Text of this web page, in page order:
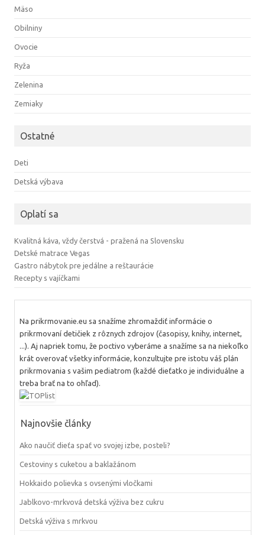
Mäso
Obilniny
Ovocie
Ryža
Zelenina
Zemiaky
Ostatné
Deti
Detská výbava
Oplatí sa
Kvalitná káva, vždy čerstvá - pražená na Slovensku
Detské matrace Vegas
Gastro nábytok pre jedálne a reštaurácie
Recepty s vajíčkami
Na prikrmovanie.eu sa snažíme zhromaždiť informácie o
prikrmovaní detičiek z rôznych zdrojov (časopisy, knihy, internet,
...). Aj napriek tomu, že poctivo vyberáme a snažíme sa na niekoľko
krát overovať všetky informácie, konzultujte pre istotu váš plán
prikrmovania s vašim pediatrom (každé dieťatko je individuálne a
treba brať na to ohľad).
Najnovšie články
Ako naučiť dieťa spať vo svojej izbe, posteli?
Cestoviny s cuketou a baklažánom
Hokkaido polievka s ovsenými vločkami
Jablkovo-mrkvová detská výživa bez cukru
Detská výživa s mrkvou